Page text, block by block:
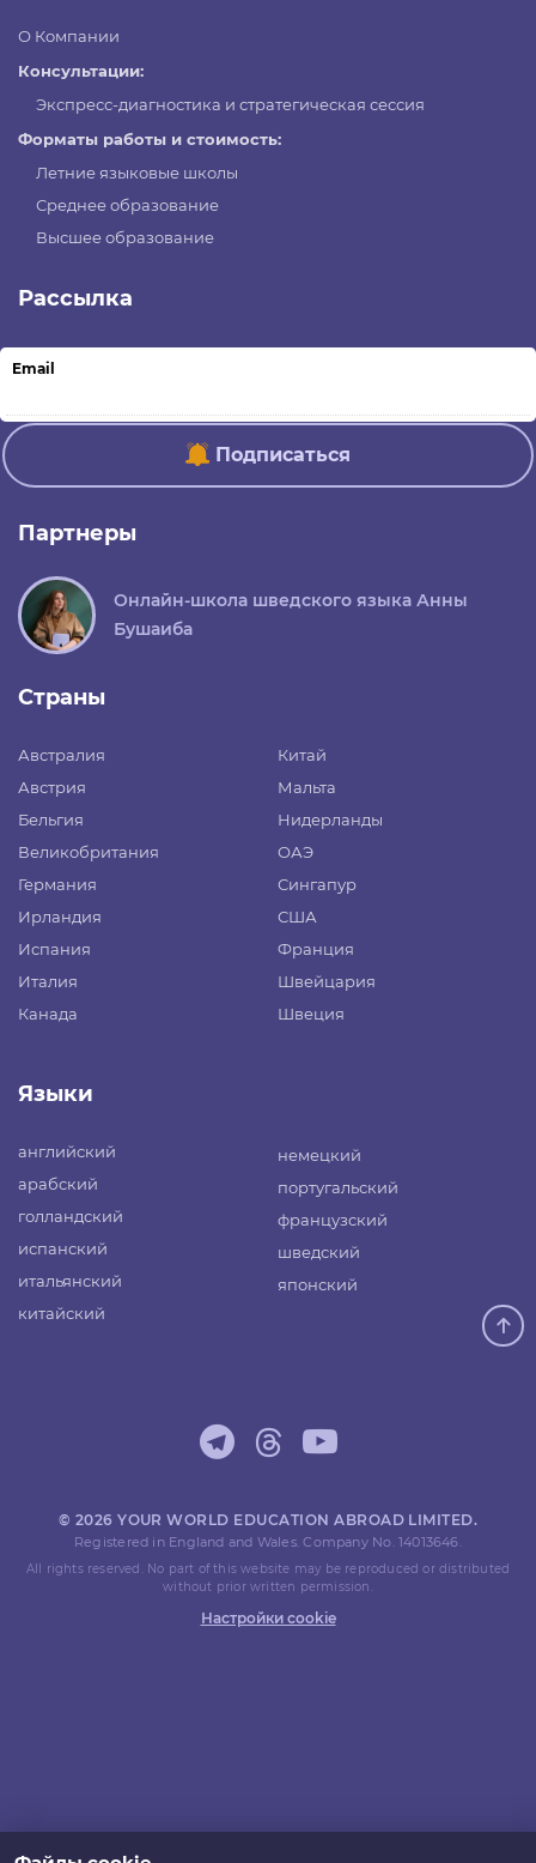
О Компании
Консультации:
Экспресс-диагностика и стратегическая сессия
Форматы работы и стоимость:
Летние языковые школы
Среднее образование
Высшее образование
Рассылка
Email
Подписаться
Партнеры
Онлайн-школа шведского языка Анны
Бушаиба
Страны
Австралия
Австрия
Бельгия
Великобритания
Германия
Ирландия
Испания
Италия
Канада
Китай
Мальта
Нидерланды
ОАЭ
Сингапур
США
Франция
Швейцария
Швеция
Языки
английский
арабский
голландский
испанский
итальянский
китайский
немецкий
португальский
французский
шведский
японский
© 2026 YOUR WORLD EDUCATION ABROAD LIMITED.
Registered in England and Wales. Company No. 14013646.
All rights reserved. No part of this website may be reproduced or distributed
without prior written permission.
Настройки cookie